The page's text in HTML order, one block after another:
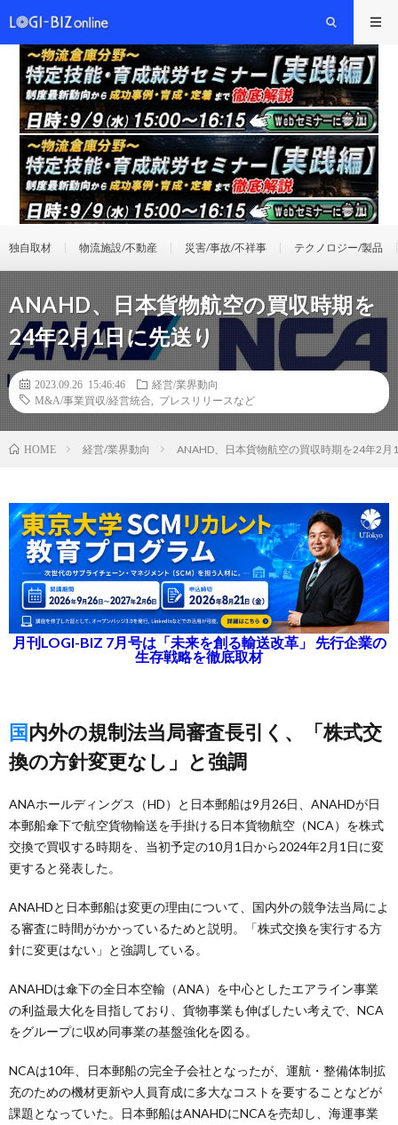
独自取材 物流施設/不動産 災害/事故/不祥事 テクノロジー/製品
ANAHD、日本貨物航空の買収時期を
24年2月1日に先送り
2023.09.26 15:46:46
経営/業界動向
M&A/事業買収/経営統合
プレスリリースなど
HOME 経営/業界動向 ANAHD、日本貨物航空の買収時期を24年2月
月刊LOGI-BIZ 7月号は「未来を創る輸送改革」 先行企業の
生存戦略を徹底取材
国内外の規制法当局審査長引く、「株式交
換の方針変更なし」と強調
ANAホールディングス（HD）と日本郵船は9月26日、ANAHDが日
本郵船傘下で航空貨物輸送を手掛ける日本貨物航空（NCA）を株式
交換で買収する時期を、当初予定の10月1日から2024年2月1日に変
更すると発表した。
ANAHDと日本郵船は変更の理由について、国内外の競争法当局によ
る審査に時間がかかっているためと説明。「株式交換を実行する方
針に変更はない」と強調している。
ANAHDは傘下の全日本空輸（ANA）を中心としたエアライン事業
の利益最大化を目指しており、貨物事業も伸ばしたい考えで、NCA
をグループに収め同事業の基盤強化を図る。
NCAは10年、日本郵船の完全子会社となったが、運航・整備体制拡
充のための機材更新や人員育成に多大なコストを要することなどが
課題となっていた。日本郵船はANAHDにNCAを売却し、海運事業